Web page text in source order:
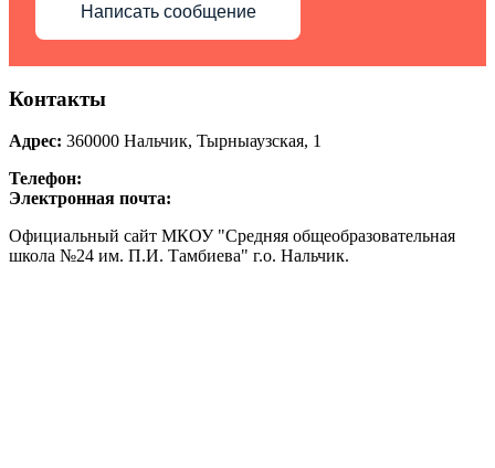
Написать сообщение
Контакты
Адрес: 360000 Нальчик, Тырныаузская, 1
Телефон:
Электронная почта:
Официальный сайт МКОУ "Средняя общеобразовательная
школа №24 им. П.И. Тамбиева" г.о. Нальчик.